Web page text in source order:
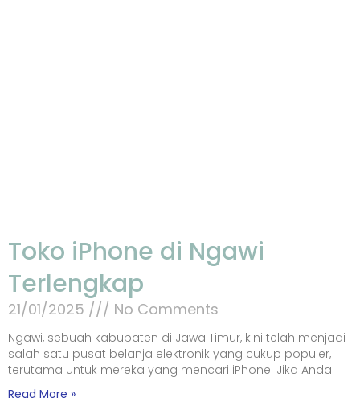
Toko iPhone di Ngawi
Terlengkap
21/01/2025 No Comments
Ngawi, sebuah kabupaten di Jawa Timur, kini telah menjadi
salah satu pusat belanja elektronik yang cukup populer,
terutama untuk mereka yang mencari iPhone. Jika Anda
Read More »